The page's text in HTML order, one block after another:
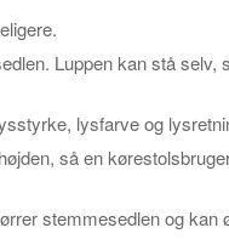
Luppen kan stå selv,
lysfarve og
så en
stemmesedlen og kan